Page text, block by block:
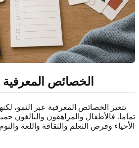
الخصائص
تتغير الخصائص المعرفية عبر النمو،
تماما. فالأطفال والمراهقون والبالغون
الأحياء وفرص التعلم والثقافة واللغة